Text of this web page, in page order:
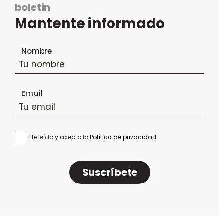
boletin
Mantente informado
Formulario de suscripción al boletín
Nombre
Email
He leído y acepto la Política de privacidad
Suscríbete